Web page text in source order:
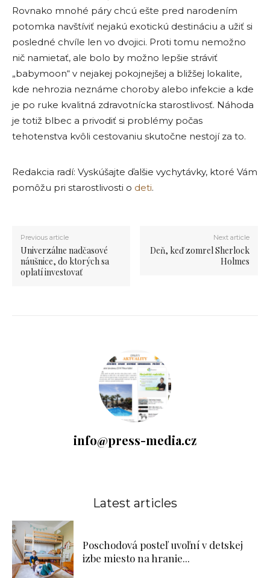
Rovnako mnohé páry chcú ešte pred narodením
potomka navštíviť nejakú exotickú destináciu a užiť si
posledné chvíle len vo dvojici. Proti tomu nemožno
nič namietať, ale bolo by možno lepšie stráviť
„babymoon“ v nejakej pokojnejšej a bližšej lokalite,
kde nehrozia neznáme choroby alebo infekcie a kde
je po ruke kvalitná zdravotnícka starostlivosť. Náhoda
je totiž blbec a privodiť si problémy počas
tehotenstva kvôli cestovaniu skutočne nestojí za to.
Redakcia radí: Vyskúšajte ďalšie vychytávky, ktoré Vám
pomôžu pri starostlivosti o deti.
Previous article
Univerzálne nadčasové
náušnice, do ktorých sa
oplatí investovať
Next article
Deň, keď zomrel Sherlock
Holmes
info@press-media.cz
Latest articles
Poschodová posteľ uvoľní v detskej
izbe miesto na hranie...